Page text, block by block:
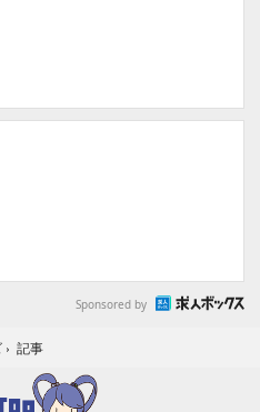
Sponsored by
› 記事